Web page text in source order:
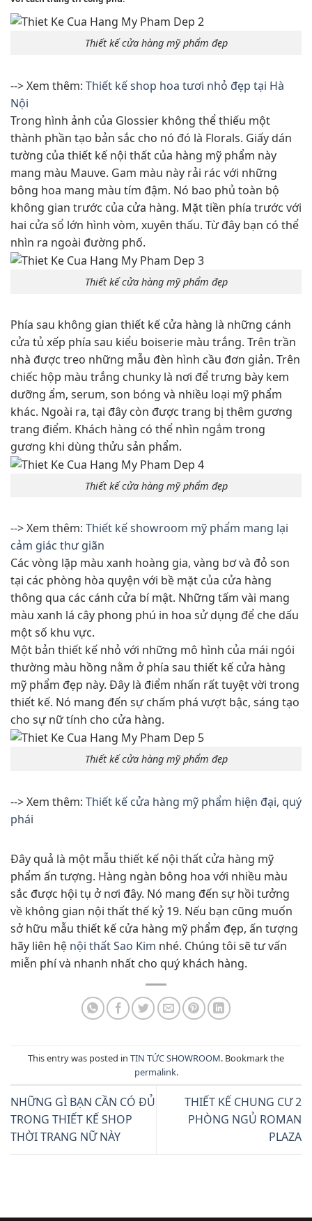
Thiết kế cửa hàng mỹ phẩm đẹp
--> Xem thêm: Thiết kế shop hoa tươi nhỏ đẹp tại Hà
Nội
Trong hình ảnh của Glossier không thể thiếu một
thành phần tạo bản sắc cho nó đó là Florals. Giấy dán
tường của thiết kế nội thất của hàng mỹ phẩm này
mang màu Mauve. Gam màu này rải rác với những
bông hoa mang màu tím đậm. Nó bao phủ toàn bộ
không gian trước của cửa hàng. Mặt tiền phía trước với
hai cửa sổ lớn hình vòm, xuyên thấu. Từ đây bạn có thể
nhìn ra ngoài đường phố.
Thiết kế cửa hàng mỹ phẩm đẹp
Phía sau không gian thiết kế cửa hàng là những cánh
cửa tủ xếp phía sau kiểu boiserie màu trắng. Trên trần
nhà được treo những mẫu đèn hình cầu đơn giản. Trên
chiếc hộp màu trắng chunky là nơi để trưng bày kem
dưỡng ẩm, serum, son bóng và nhiều loại mỹ phẩm
khác. Ngoài ra, tại đây còn được trang bị thêm gương
trang điểm. Khách hàng có thể nhìn ngắm trong
gương khi dùng thửu sản phẩm.
Thiết kế cửa hàng mỹ phẩm đẹp
--> Xem thêm: Thiết kế showroom mỹ phẩm mang lại
cảm giác thư giãn
Các vòng lặp màu xanh hoàng gia, vàng bơ và đỏ son
tại các phòng hòa quyện với bề mặt của cửa hàng
thông qua các cánh cửa bí mật. Những tấm vài mang
màu xanh lá cây phong phú in hoa sử dụng để che dấu
một số khu vực.
Một bản thiết kế nhỏ với những mô hình của mái ngói
thường màu hồng nằm ở phía sau thiết kế cửa hàng
mỹ phẩm đẹp này. Đây là điểm nhấn rất tuyệt vời trong
thiết kế. Nó mang đến sự chấm phá vượt bậc, sáng tạo
cho sự nữ tính cho cửa hàng.
Thiết kế cửa hàng mỹ phẩm đẹp
--> Xem thêm: Thiết kế cửa hàng mỹ phẩm hiện đại, quý
phái
Đây quả là một mẫu thiết kế nội thất cửa hàng mỹ
phẩm ấn tượng. Hàng ngàn bông hoa với nhiều màu
sắc được hội tụ ở nơi đây. Nó mang đến sự hồi tưởng
về không gian nội thất thế kỷ 19. Nếu bạn cũng muốn
sở hữu mẫu thiết kế cửa hàng mỹ phẩm đẹp, ấn tượng
hãy liên hệ nội thất Sao Kim nhé. Chúng tôi sẽ tư vấn
miễn phí và nhanh nhất cho quý khách hàng.
This entry was posted in TIN TỨC SHOWROOM. Bookmark the
permalink.
NHỮNG GÌ BẠN CẦN CÓ ĐỦ
TRONG THIẾT KẾ SHOP
THỜI TRANG NỮ NÀY
THIẾT KẾ CHUNG CƯ 2
PHÒNG NGỦ ROMAN
PLAZA